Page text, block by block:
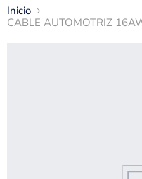
Inicio
CABLE AUTOMOTRIZ